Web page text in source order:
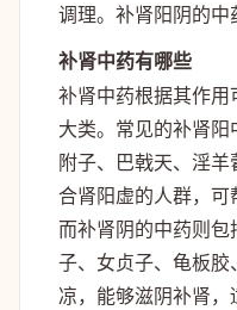
调理。补肾阳阴的中
补肾中药有哪些
补肾中药根据其作
大类。常见的补肾阳
附子、巴戟天、淫
合肾阳虚的人群，可
而补肾阴的中药则
子、女贞子、龟板
凉，能够滋阴补肾